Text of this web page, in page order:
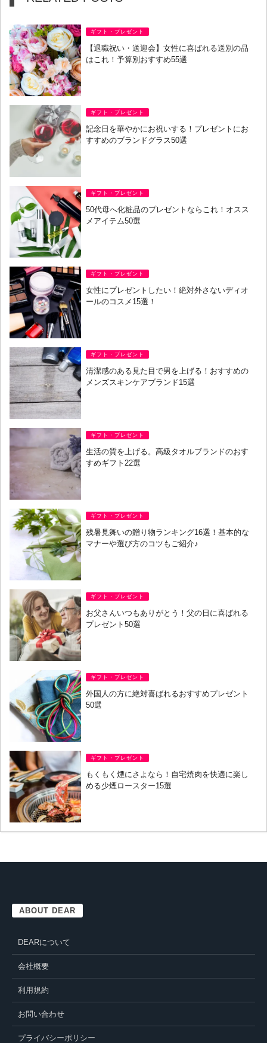
ギフト・プレゼント
【退職祝い・送迎会】女性に喜ばれる送別の品
はこれ！予算別おすすめ55選
ギフト・プレゼント
記念日を華やかにお祝いする！プレゼントにお
すすめのブランドグラス50選
ギフト・プレゼント
50代母へ化粧品のプレゼントならこれ！オスス
メアイテム50選
ギフト・プレゼント
女性にプレゼントしたい！絶対外さないディオ
ールのコスメ15選！
ギフト・プレゼント
清潔感のある見た目で男を上げる！おすすめの
メンズスキンケアブランド15選
ギフト・プレゼント
生活の質を上げる。高級タオルブランドのおす
すめギフト22選
ギフト・プレゼント
残暑見舞いの贈り物ランキング16選！基本的な
マナーや選び方のコツもご紹介♪
ギフト・プレゼント
お父さんいつもありがとう！父の日に喜ばれる
プレゼント50選
ギフト・プレゼント
外国人の方に絶対喜ばれるおすすめプレゼント
50選
ギフト・プレゼント
もくもく煙にさよなら！自宅焼肉を快適に楽し
める少煙ロースター15選
ABOUT DEAR
DEARについて
会社概要
利用規約
お問い合わせ
プライバシーポリシー